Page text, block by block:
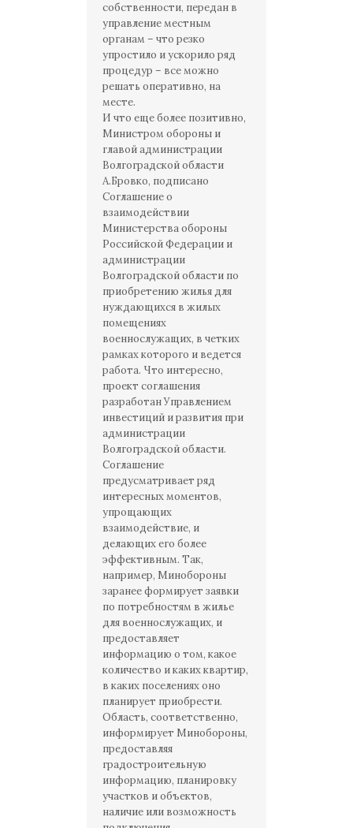
собственности, передан в
управление местным
органам – что резко
упростило и ускорило ряд
процедур – все можно
решать оперативно, на
месте.
И что еще более позитивно,
Министром обороны и
главой администрации
Волгоградской области
А.Бровко, подписано
Соглашение о
взаимодействии
Министерства обороны
Российской Федерации и
администрации
Волгоградской области по
приобретению жилья для
нуждающихся в жилых
помещениях
военнослужащих, в четких
рамках которого и ведется
работа. Что интересно,
проект соглашения
разработан Управлением
инвестиций и развития при
администрации
Волгоградской области.
Соглашение
предусматривает ряд
интересных моментов,
упрощающих
взаимодействие, и
делающих его более
эффективным. Так,
например, Минобороны
заранее формирует заявки
по потребностям в жилье
для военнослужащих, и
предоставляет
информацию о том, какое
количество и каких квартир,
в каких поселениях оно
планирует приобрести.
Область, соответственно,
информирует Минобороны,
предоставляя
градостроительную
информацию, планировку
участков и объектов,
наличие или возможность